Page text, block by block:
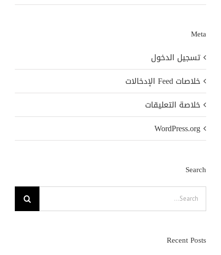
Meta
تسجيل الدخول
خلاصات Feed الإدخالات
خلاصة التعليقات
WordPress.org
Search
Search
Recent Posts